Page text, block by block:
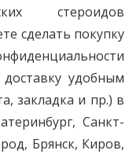
стероидов
сделать покупку
удобным
закладка и пр.) в
Санкт-
Брянск, Киров,